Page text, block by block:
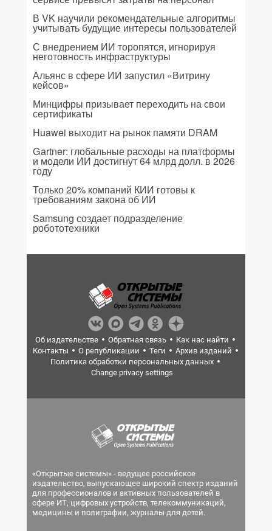
В VK научили рекомендательные алгоритмы
учитывать будущие интересы пользователей
С внедрением ИИ торопятся, игнорируя
неготовность инфраструктуры
Альянс в сфере ИИ запустил «Витрину
кейсов»
Минцифры призывает переходить на свои
сертификаты
Huawei выходит на рынок памяти DRAM
Gartner: глобальные расходы на платформы
и модели ИИ достигнут 64 млрд долл. в 2026
году
Только 20% компаний КИИ готовы к
требованиям закона об ИИ
Samsung создает подразделение
робототехники
Об издательстве Обратная связь
Как нас найти
Контакты
О републикации Теги
Архив изданий
Политика обработки персональных данных
Change privacy settings
«Открытые системы» - ведущее российское
издательство, выпускающее широкий спектр изданий
для профессионалов и активных пользователей в
сфере ИТ, цифровых устройств, телекоммуникаций,
медицины и полиграфии, журналы для детей.